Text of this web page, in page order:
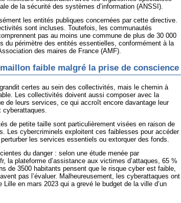
de la sécurité des systèmes d’information (ANSSI).
les entités publiques concernées par cette directive.
sont incluses. Toutefois, les communautés
pas au moins une commune de plus de 30 000
du périmètre des entités essentielles, conformément à la
des maires de France (AMF).
faible malgré la prise de conscience
certes au sein des collectivités, mais le chemin à
Les collectivités doivent aussi composer avec la
de leurs services, ce qui accroît encore davantage leur
cyberattaques.
de petite taille sont particulièrement visées en raison de
Les cybercriminels exploitent ces faiblesses pour accéder
les services essentiels ou extorquer des fonds.
du danger : selon une étude menée par
la plateforme d’assistance aux victimes d’attaques, 65 %
de 3500 habitants pensent que le risque cyber est faible,
pas l’évaluer. Malheureusement, les cyberattaques ont
en mars 2023 qui a grevé le budget de la ville d’un